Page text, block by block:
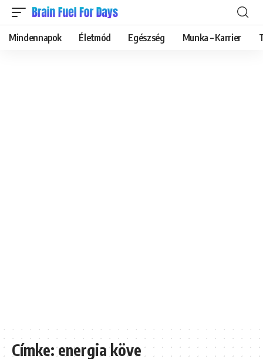
Mindennapok Életmód Egészség Munka – Karrier
Címke:energia köve